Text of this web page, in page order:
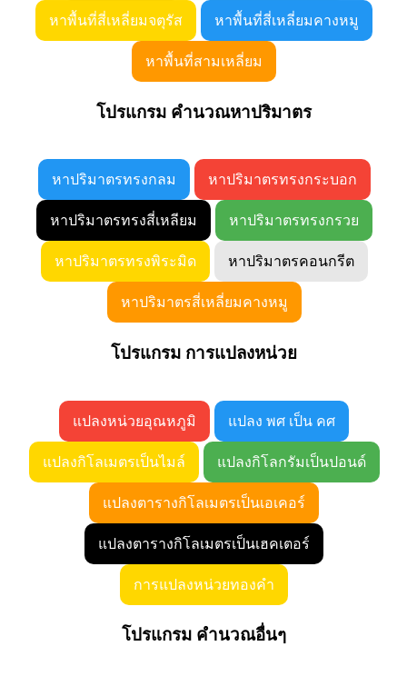
หาพื้นที่สี่เหลี่ยมจตุรัส หาพื้นที่สี่เหลี่ยมคางหมู
หาพื้นที่สามเหลี่ยม
โปรแกรม คำนวณหาปริมาตร
หาปริมาตรทรงกลม หาปริมาตรทรงกระบอก
หาปริมาตรทรงสี่เหลียม หาปริมาตรทรงกรวย
หาปริมาตรทรงพิระมิด หาปริมาตรคอนกรีต
หาปริมาตรสี่เหลี่ยมคางหมู
โปรแกรม การแปลงหน่วย
แปลงหน่วยอุณหภูมิ แปลง พศ เป็น คศ
แปลงกิโลเมตรเป็นไมล์ แปลงกิโลกรัมเป็นปอนด์
แปลงตารางกิโลเมตรเป็นเอเคอร์
แปลงตารางกิโลเมตรเป็นเฮคเตอร์
การแปลงหน่วยทองคำ
โปรแกรม คำนวณอื่นๆ